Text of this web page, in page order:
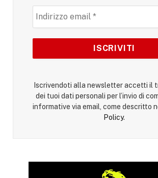
Iscrivendoti alla newsletter accetti il
dei tuoi dati personali per l’invio di
informative via email, come descritto
Policy.